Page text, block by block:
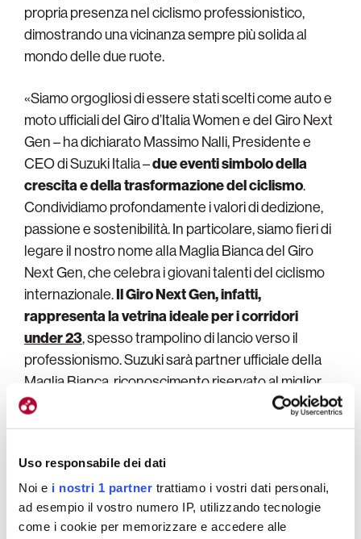
Uso responsabile dei dati
Noi e i nostri 1 partner trattiamo i vostri dati personali,
ad esempio il vostro numero IP, utilizzando tecnologie
come i cookie per memorizzare e accedere alle
propria presenza nel ciclismo professionistico,
dimostrando una vicinanza sempre più solida al
mondo delle due ruote.
«Siamo orgogliosi di essere stati scelti come auto e
moto ufficiali del Giro d’Italia Women e del Giro Next
Gen – ha dichiarato Massimo Nalli, Presidente e
CEO di Suzuki Italia –due eventi simbolo della
crescita e della trasformazione del ciclismo.
Condividiamo profondamente i valori di dedizione,
passione e sostenibilità. In particolare, siamo fieri di
legare il nostro nome alla Maglia Bianca del Giro
Next Gen, che celebra i giovani talenti del ciclismo
internazionale.Il Giro Next Gen, infatti,
rappresenta la vetrina ideale per i corridori
under 23, spesso trampolino di lancio verso il
professionismo. Suzuki sarà partner ufficiale della
Maglia Bianca, riconoscimento riservato al miglior
giovane della classifica generale. Un’iniziativa in
perfetta sintonia con la mission del brand:
generazioni».